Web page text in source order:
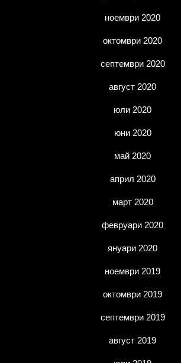
ноември 2020
октомври 2020
септември 2020
август 2020
юли 2020
юни 2020
май 2020
април 2020
март 2020
февруари 2020
януари 2020
ноември 2019
октомври 2019
септември 2019
август 2019